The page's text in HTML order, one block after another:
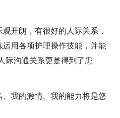
开朗，有很好的人际关系，
用各项护理操作技能，并能
际沟通关系更是得到了患
我的激情、我的能力将是您